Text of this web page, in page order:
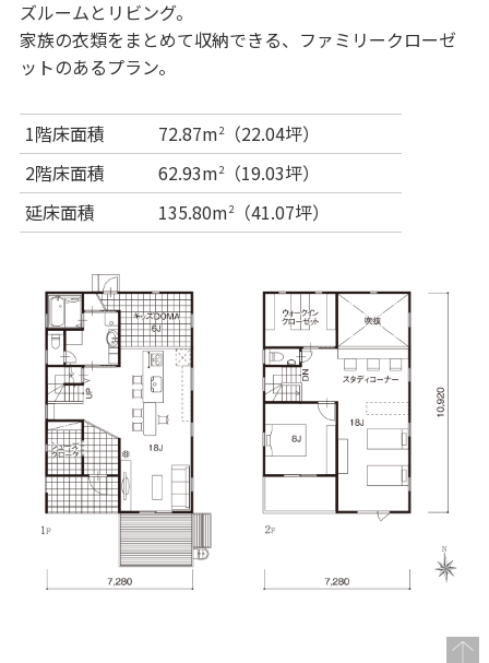
ズルームとリビング。
家族の衣類をまとめて収納できる、ファミリークローゼ
ットのあるプラン。
1階床面積 72.87m2（22.04坪）
2階床面積
62.93m2（19.03坪）
延床面積
135.80m2（41.07坪）